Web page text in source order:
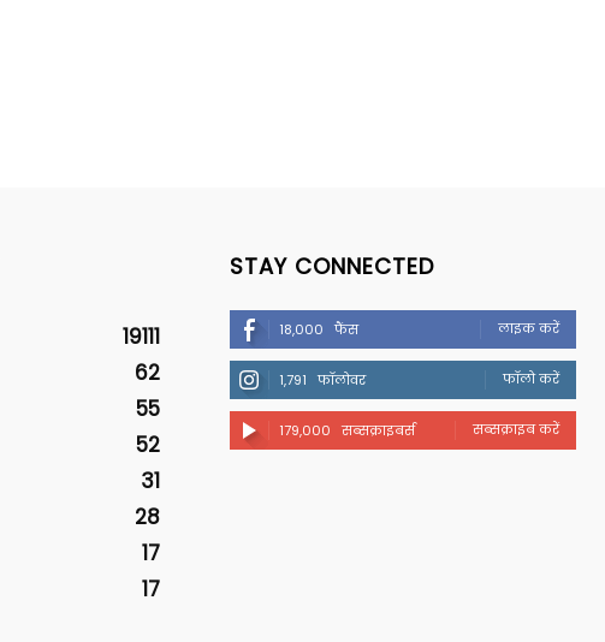
19111
62
55
52
31
28
17
17
STAY CONNECTED
18,000 फैंस लाइक करें
1,791 फॉलोवर फॉलो करें
179,000 सब्सक्राइबर्स सब्सक्राइब करें